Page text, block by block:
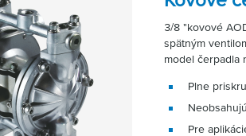
3/8 "kovové
spätným
model čerpadla
Plne
Pre